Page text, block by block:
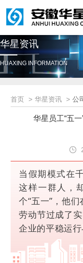
华星资讯
HUAXING INFORMATION
首页 华星资讯 公
华星员工“五
当假期模式在
这样一群人，
个“五一”，他
劳动节过成了
企业的平稳运行